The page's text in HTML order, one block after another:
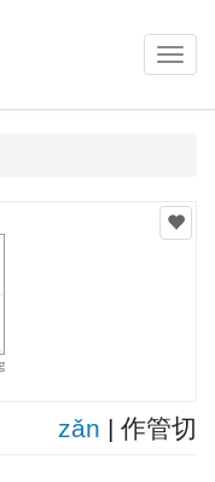
zǎn | 作管切